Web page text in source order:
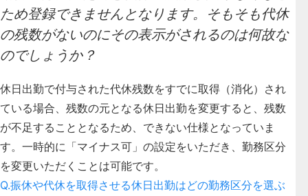
ため登録できませんとなります。そもそも代休
の残数がないのにその表示がされるのは何故な
のでしょうか？
休日出勤で付与された代休残数をすでに取得（消化）され
ている場合、残数の元となる休日出勤を変更すると、残数
が不足することとなるため、できない仕様となっていま
す。一時的に「マイナス可」の設定をいただき、勤務区分
を変更いただくことは可能です。
Q.振休や代休を取得させる休日出勤はどの勤務区分を選ぶ